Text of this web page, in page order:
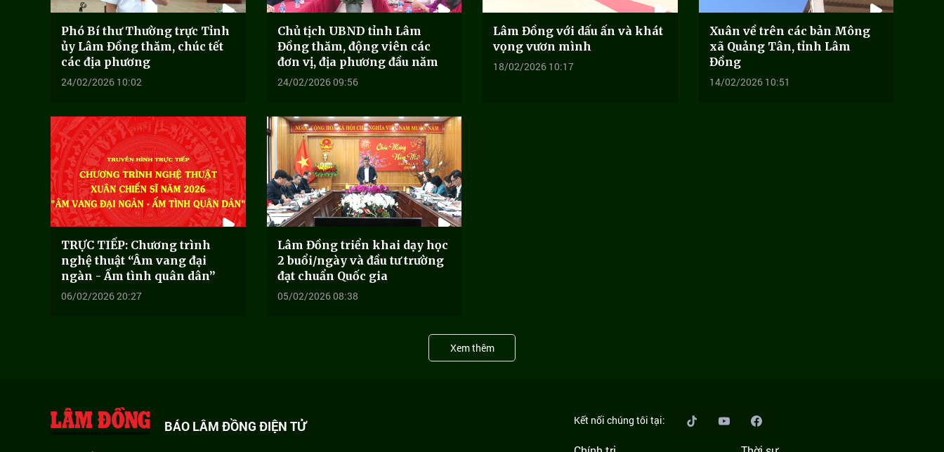
Phó Bí thư Thường trực Tỉnh
ủy Lâm Đồng thăm, chúc tết
các địa phương
24/02/2026 10:02
Chủ tịch UBND tỉnh Lâm
Đồng thăm, động viên các
đơn vị, địa phương đầu năm
24/02/2026 09:56
Lâm Đồng với dấu ấn và khát
vọng vươn mình
18/02/2026 10:17
Xuân về trên các bản Mông
xã Quảng Tân, tỉnh Lâm
Đồng
14/02/2026 10:51
TRỰC TIẾP: Chương trình
nghệ thuật “Âm vang đại
ngàn - Ấm tình quân dân”
06/02/2026 20:27
Lâm Đồng triển khai dạy học
2 buổi/ngày và đầu tư trường
đạt chuẩn Quốc gia
05/02/2026 08:38
Xem thêm
BÁO LÂM ĐỒNG ĐIỆN TỬ Kết nối chúng tôi tại: